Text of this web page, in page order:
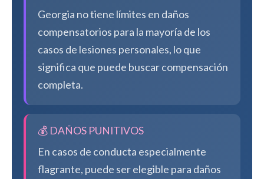
Georgia no tiene límites en daños
compensatorios para la mayoría de los
casos de lesiones personales, lo que
significa que puede buscar compensación
completa.
💰 DAÑOS PUNITIVOS
En casos de conducta especialmente
flagrante, puede ser elegible para daños